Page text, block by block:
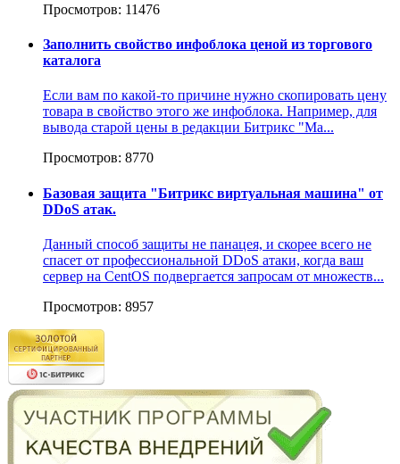
Просмотров: 11476
Заполнить свойство инфоблока ценой из торгового
каталога
Если вам по какой-то причине нужно скопировать цену
товара в свойство этого же инфоблока. Например, для
вывода старой цены в редакции Битрикс "Ма...
Просмотров: 8770
Базовая защита "Битрикс виртуальная машина" от
DDoS атак.
Данный способ защиты не панацея, и скорее всего не
спасет от профессиональной DDoS атаки, когда ваш
сервер на CentOS подвергается запросам от множеств...
Просмотров: 8957